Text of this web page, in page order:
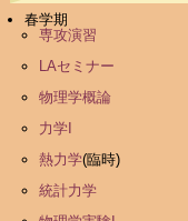
春学期
専攻演習
LAセミナー
物理学概論
力学I
熱力学(臨時)
統計力学